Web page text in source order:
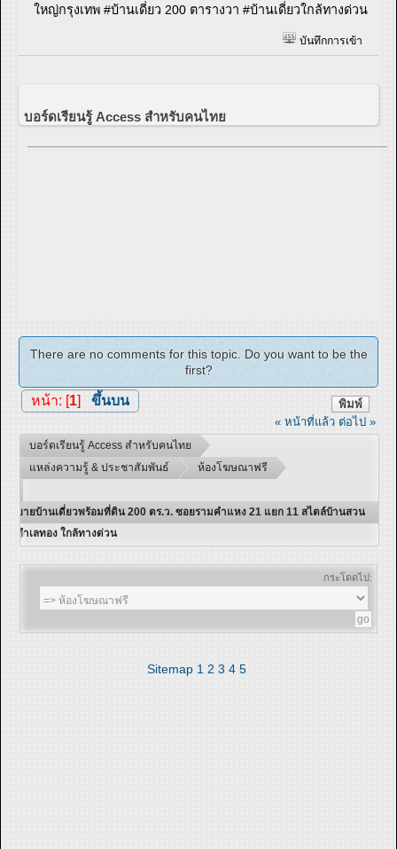
ใหญ่กรุงเทพ #บ้านเดี่ยว 200 ตารางวา #บ้านเดี่ยวใกล้ทางด่วน
บันทึกการเข้า
บอร์ดเรียนรู้ Access สำหรับคนไทย
There are no comments for this topic. Do you want to be the
first?
พิมพ์
หน้า: [ 1] ขึ้นบน
« หน้าที่แล้ว ต่อไป »
บอร์ดเรียนรู้ Access สำหรับคนไทย
แหล่งความรู้ & ประชาสัมพันธ์
ห้องโฆษณาฟรี
ขายบ้านเดี่ยวพร้อมที่ดิน 200 ตร.ว. ซอยรามคำแหง 21 แยก 11 สไตล์บ้านสวน
ทำเลทอง ใกล้ทางด่วน
กระโดดไป:
Sitemap 1 2 3 4 5